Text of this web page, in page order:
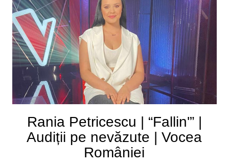
Rania Petricescu | “Fallin'” |
Audiții pe nevăzute | Vocea
României